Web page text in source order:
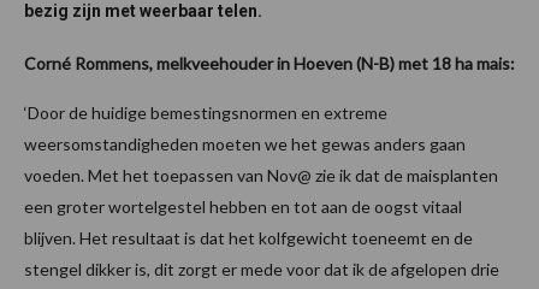
bezig zijn met weerbaar telen.
Corné Rommens, melkveehouder in Hoeven (N-B) met 18 ha mais:
‘Door de huidige bemestingsnormen en extreme
weersomstandigheden moeten we het gewas anders gaan
voeden. Met het toepassen van Nov@ zie ik dat de maisplanten
een groter wortelgestel hebben en tot aan de oogst vitaal
blijven. Het resultaat is dat het kolfgewicht toeneemt en de
stengel dikker is, dit zorgt er mede voor dat ik de afgelopen drie